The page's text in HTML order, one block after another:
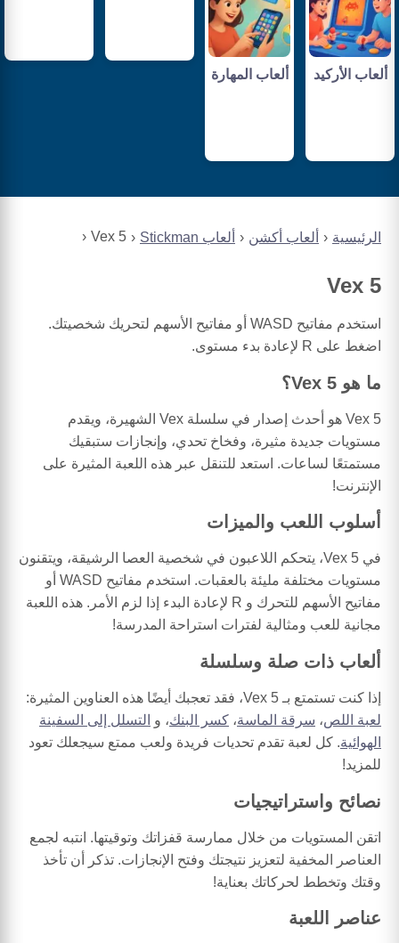
الرئيسية ألعاب أكشن ألعاب Stickman Vex 5
Vex 5
استخدم مفاتيح WASD أو مفاتيح الأسهم لتحريك شخصيتك.
اضغط على R لإعادة بدء مستوى.
ما هو Vex 5؟
Vex 5 هو أحدث إصدار في سلسلة Vex الشهيرة، ويقدم
مستويات جديدة مثيرة، وفخاخ تحدي، وإنجازات ستبقيك
مستمتعًا لساعات. استعد للتنقل عبر هذه اللعبة المثيرة على
الإنترنت!
أسلوب اللعب والميزات
في Vex 5، يتحكم اللاعبون في شخصية العصا الرشيقة، ويتقنون
مستويات مختلفة مليئة بالعقبات. استخدم مفاتيح WASD أو
مفاتيح الأسهم للتحرك و R لإعادة البدء إذا لزم الأمر. هذه اللعبة
مجانية للعب ومثالية لفترات استراحة المدرسة!
ألعاب ذات صلة وسلسلة
إذا كنت تستمتع بـ Vex 5، فقد تعجبك أيضًا هذه العناوين المثيرة:
لعبة اللص، سرقة الماسة، كسر البنك، و التسلل إلى السفينة
الهوائية. كل لعبة تقدم تحديات فريدة ولعب ممتع سيجعلك تعود
للمزيد!
نصائح واستراتيجيات
اتقن المستويات من خلال ممارسة قفزاتك وتوقيتها. انتبه لجمع
العناصر المخفية لتعزيز نتيجتك وفتح الإنجازات. تذكر أن تأخذ
وقتك وتخطط لحركاتك بعناية!
عناصر اللعبة
ألعاب الأركيد ألعاب المهارة